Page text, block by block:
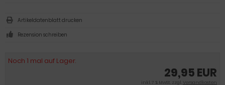
Noch 1 mal auf Lager.
29,95 EUR
inkl. 7 % MwSt. zzgl.Versandkosten
Artikeldatenblatt drucken
Rezension schreiben